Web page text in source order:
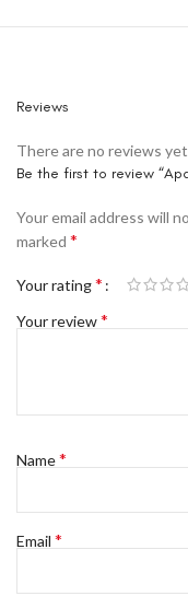
Reviews
There are no reviews
Be the first to review
Your email address will
marked *
Your rating*
Your review*
Name*
Email *